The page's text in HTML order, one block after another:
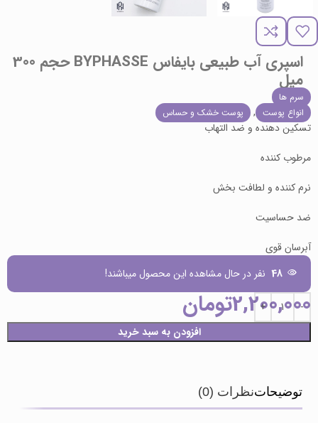
اسپری آب طبیعی بایفاس BYPHASSE حجم 300
میل
سرم ها
انواع پوست , پوست خشک و حساس
تسکین دهنده و ضد التهاب
مرطوب کننده
نرم کننده و لطافت بخش
ضد حساسیت
آبرسان قوی
48 نفر در حال مشاهده این محصول میباشند!
2,200,000تومان
افزودن به سبد خرید
توضیحاتنظرات (0)